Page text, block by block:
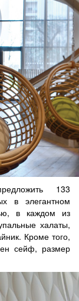
133
в элегантном
в каждом из
халаты,
Кроме того,
сейф, размер